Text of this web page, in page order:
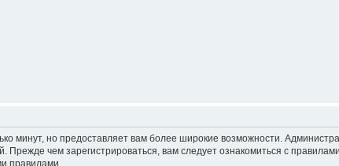
минут, но предоставляет вам более широкие возможности.
чем зарегистрироваться, вам следует ознакомиться с
правилами.